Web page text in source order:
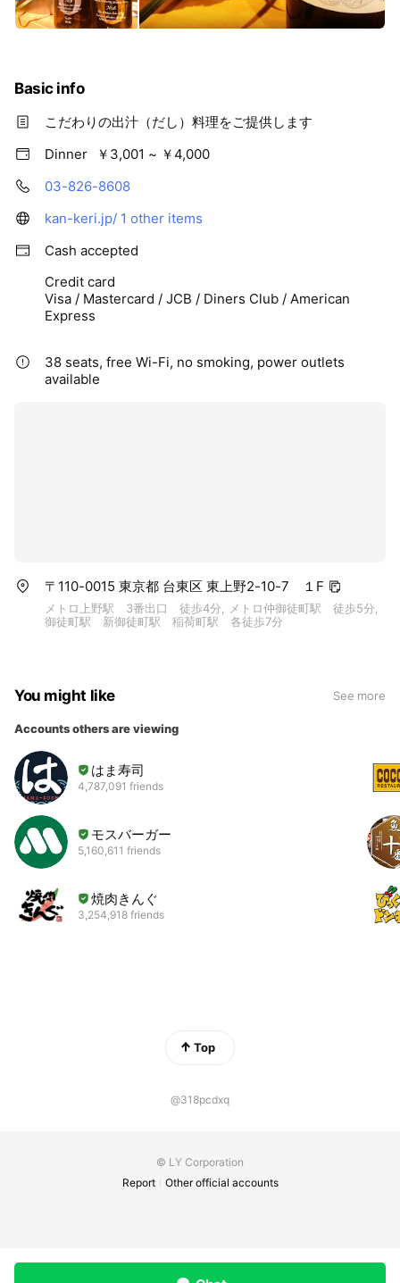
Basic info
こだわりの出汁（だし）料理をご提供します
Dinner
￥3,001 ~ ￥4,000
03-826-8608
kan-keri.jp/ 1 other items
Cash accepted
Credit card
Visa / Mastercard / JCB / Diners Club / American
Express
38 seats, free Wi-Fi, no smoking, power outlets
available
〒110-0015 東京都 台東区 東上野2-10-7 １F
メトロ上野駅 3番出口 徒歩4分, メトロ仲御徒町駅 徒歩5分,
御徒町駅 新御徒町駅 稲荷町駅 各徒歩7分
You might like See more
Accounts others are viewing
はま寿司
4,787,091 friends
モスバーガー
5,160,611 friends
焼肉きんぐ
3,254,918 friends
Top
@318pcdxq
© LY Corporation
Report
Other official accounts